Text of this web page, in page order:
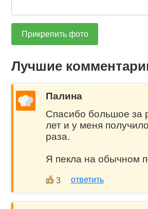
Прикрепить фото
Лучшие
Палина
Спасибо большое за
лет и у меня
раза.
Я пекла на обычном
3 ответить